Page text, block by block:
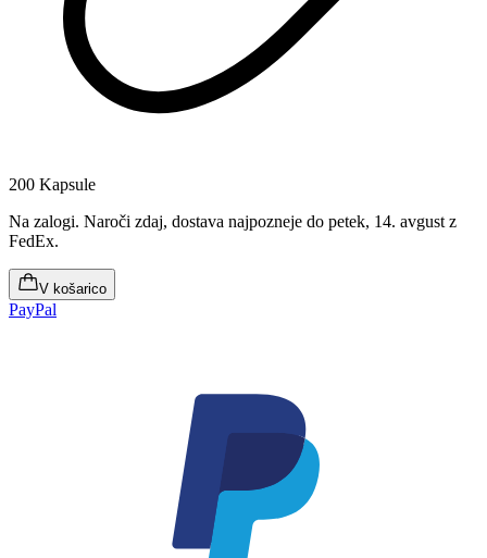
200 Kapsule
Na zalogi. Naroči zdaj, dostava najpozneje do petek, 14. avgust z
FedEx.
V košarico
PayPal